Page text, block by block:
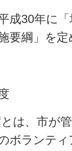
成30年に
要綱」を定
は、市が
ボランテ